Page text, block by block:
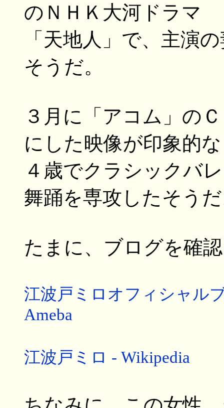
のＮＨＫ大河ドラマ
「天地人」で、主演
そうだ。
３月に「アコム」の
にした映像が印象的
４歳でクラシックバ
舞踊を専攻したそう
たまに、ブログを確
江波戸ミロオフィシャル
Ameba
江波戸ミロ - Wikipedia